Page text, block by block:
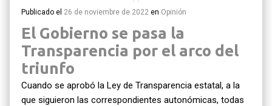
Publicado el 26 de noviembre de 2022 en Opinión
El Gobierno se pasa la
Transparencia por el arco del
triunfo
Cuando se aprobó la Ley de Transparencia estatal, a la
que siguieron las correspondientes autonómicas, todas